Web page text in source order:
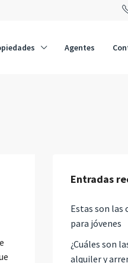
Agentes
Entradas
Estas son las
para jóvenes
¿Cuáles son
alquiler y